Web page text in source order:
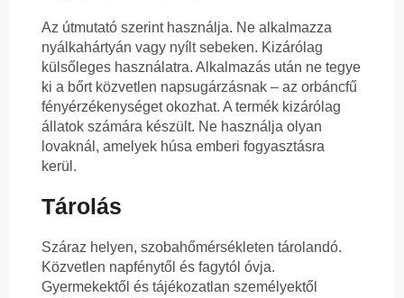
Az útmutató szerint használja. Ne alkalmazza
nyálkahártyán vagy nyílt sebeken. Kizárólag
külsőleges használatra. Alkalmazás után ne tegye
ki a bőrt közvetlen napsugárzásnak – az orbáncfű
fényérzékenységet okozhat. A termék kizárólag
állatok számára készült. Ne használja olyan
lovaknál, amelyek húsa emberi fogyasztásra
kerül.
Tárolás
Száraz helyen, szobahőmérsékleten tárolandó.
Közvetlen napfénytől és fagytól óvja.
Gyermekektől és tájékozatlan személyektől